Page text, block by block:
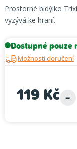
Prostorné bidýlko
vyzývá ke hraní.
Dostupné pouze
Možnosti doručení
119 Kč